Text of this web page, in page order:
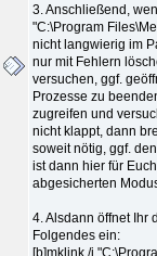
3. Anschließend,
"C:\Program
nicht langwierig im
nur mit Fehlern
versuchen, ggf.
Prozesse zu
zugreifen und
nicht klappt, dann
soweit nötig, ggf.
ist dann hier für
abgesicherten
4. Alsdann öffnet Ihr
Folgendes ein:
[b]mklink /j